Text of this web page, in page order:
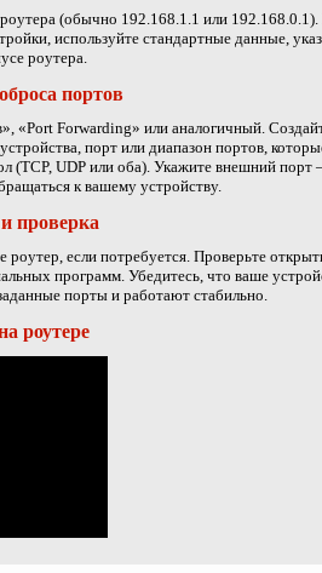
(обычно 192.168.1.1 или
используйте стандартные данные,
роутера.
портов
«Port Forwarding» или аналогичный.
порт или диапазон портов,
(TCP, UDP или оба). Укажите внешний порт
к вашему устройству.
проверка
роутер, если потребуется. Проверьте
программ. Убедитесь, что ваше
порты и работают стабильно.
роутере